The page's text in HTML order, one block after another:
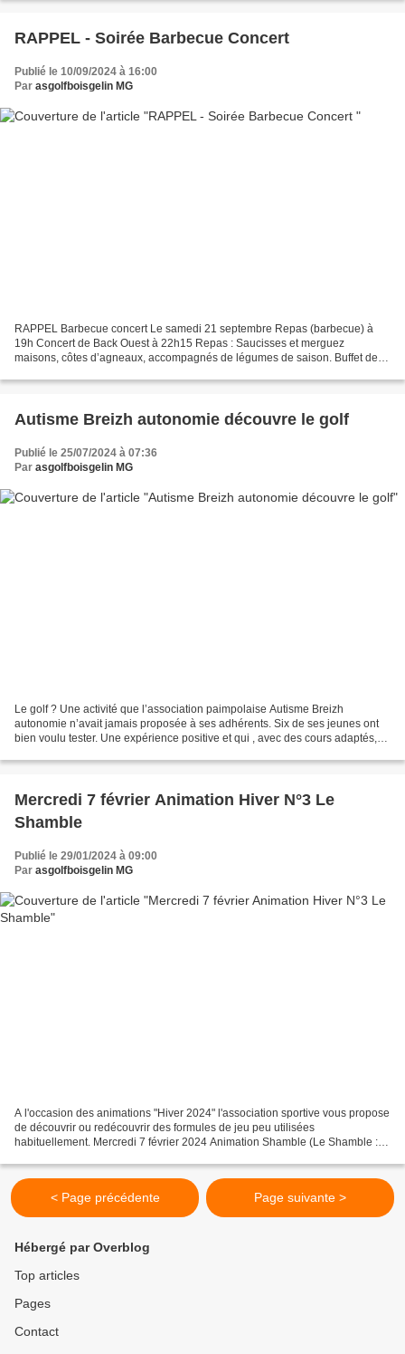
RAPPEL - Soirée Barbecue Concert
Publié le 10/09/2024 à 16:00
Par asgolfboisgelin MG
RAPPEL Barbecue concert Le samedi 21 septembre Repas (barbecue) à
19h Concert de Back Ouest à 22h15 Repas : Saucisses et merguez
maisons, côtes d’agneaux, accompagnés de légumes de saison. Buffet de
Autisme Breizh autonomie découvre le golf
Publié le 25/07/2024 à 07:36
Par asgolfboisgelin MG
Le golf ? Une activité que l’association paimpolaise Autisme Breizh
autonomie n’avait jamais proposée à ses adhérents. Six de ses jeunes ont
bien voulu tester. Une expérience positive et qui , avec des cours adaptés,
Mercredi 7 février Animation Hiver N°3 Le
Shamble
Publié le 29/01/2024 à 09:00
Par asgolfboisgelin MG
A l'occasion des animations "Hiver 2024" l'association sportive vous propose
de découvrir ou redécouvrir des formules de jeu peu utilisées
habituellement. Mercredi 7 février 2024 Animation Shamble (Le Shamble :
< Page précédente Page suivante >
Hébergé par Overblog
Top articles
Pages
Contact